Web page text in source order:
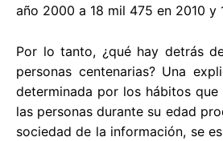
año 2000 a 18 mil 475 en 2010 y
Por lo tanto, ¿qué hay detrás
personas centenarias? Una
determinada por los hábitos que
las personas durante su edad
sociedad de la información, se